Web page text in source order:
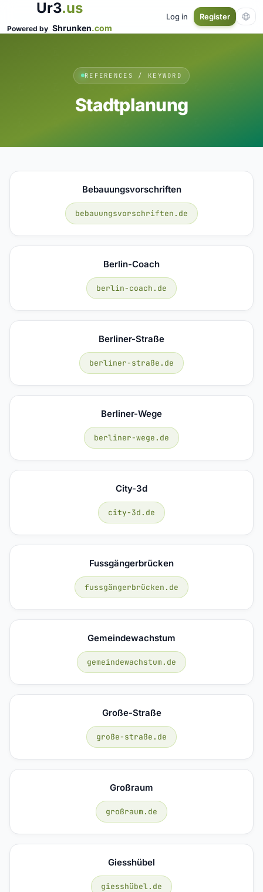
Ur3.us
Powered by Shrunken.com
Log in Register
REFERENCES / KEYWORD
Stadtplanung
Bebauungsvorschriften
bebauungsvorschriften.de
Berlin-Coach
berlin-coach.de
Berliner-Straße
berliner-straße.de
Berliner-Wege
berliner-wege.de
City-3d
city-3d.de
Fussgängerbrücken
fussgängerbrücken.de
Gemeindewachstum
gemeindewachstum.de
Große-Straße
große-straße.de
Großraum
großraum.de
Giesshübel
giesshübel.de